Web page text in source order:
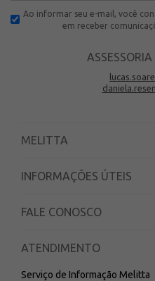
Ao informar seu e-mail, você
em receber
MELITTA
INFORMAÇÕES ÚTEIS
FALE CONOSCO
ATENDIMENTO
Serviço de Informação Melitta